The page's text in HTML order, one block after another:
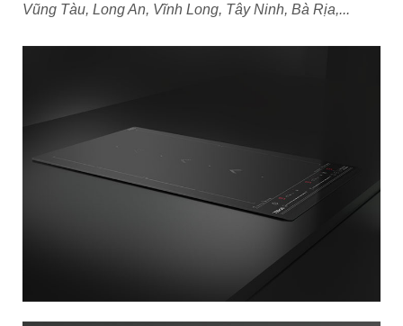
Vũng Tàu, Long An, Vĩnh Long, Tây Ninh, Bà Rịa,...